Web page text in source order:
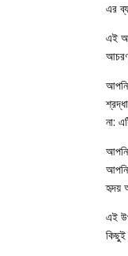
এর
এই
না:
হৃদয়
এই
কিছুই